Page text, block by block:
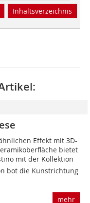
Inhaltsverzeichnis
Effekt mit 3D-
bietet
mit der Kollektion
bot die Kunstrichtung
mehr